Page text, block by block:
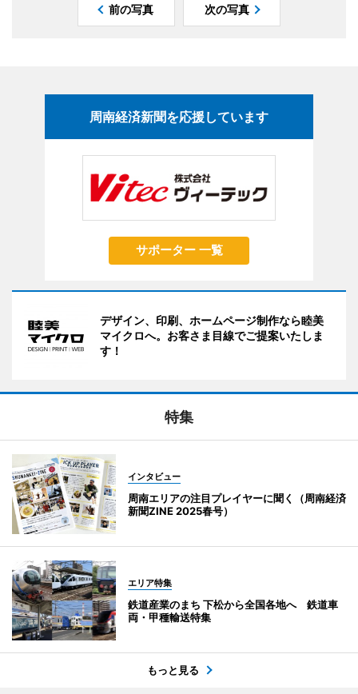
前の写真 次の写真
周南経済新聞を応援しています
サポーター 一覧
デザイン、印刷、ホームページ制作なら睦美
マイクロへ。お客さま目線でご提案いたしま
す！
特集
インタビュー
周南エリアの注目プレイヤーに聞く（周南経済
新聞ZINE 2025春号）
エリア特集
鉄道産業のまち 下松から全国各地へ 鉄道車
両・甲種輸送特集
もっと見る